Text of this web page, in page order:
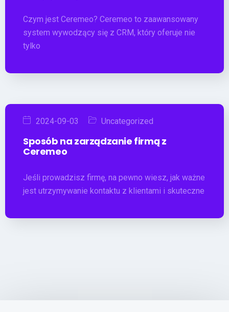
Czym jest Ceremeo? Ceremeo to zaawansowany
system wywodzący się z CRM, który oferuje nie
tylko
2024-09-03 Uncategorized
Sposób na zarządzanie firmą z
Ceremeo
Jeśli prowadzisz firmę, na pewno wiesz, jak ważne
jest utrzymywanie kontaktu z klientami i skuteczne